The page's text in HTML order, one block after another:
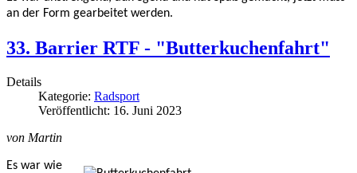
an der Form gearbeitet werden.
33. Barrier RTF - "Butterkuchenfahrt"
Details
Kategorie: Radsport
Veröffentlicht: 16. Juni 2023
von Martin
Es war wie